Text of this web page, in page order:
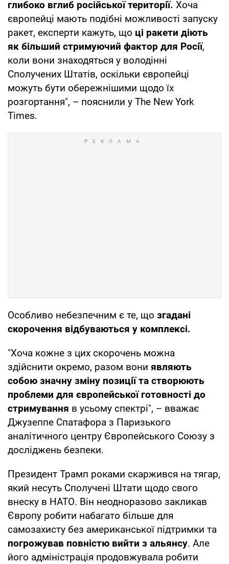
глибоко вглиб російської території. Хоча
європейці мають подібні можливості запуску
ракет, експерти кажуть, що ці ракети діють
як більший стримуючий фактор для Росії,
коли вони знаходяться у володінні
Сполучених Штатів, оскільки європейці
можуть бути обережнішими щодо їх
розгортання", – пояснили у The New York
Times.
Особливо небезпечним є те, що згадані
скорочення відбуваються у комплексі.
"Хоча кожне з цих скорочень можна
здійснити окремо, разом вони являють
собою значну зміну позиції та створюють
проблеми для європейської готовності до
стримування в усьому спектрі", – вважає
Джузеппе Спатафора з Паризького
аналітичного центру Європейського Союзу з
досліджень безпеки.
Президент Трамп роками скаржився на тягар,
який несуть Сполучені Штати щодо свого
внеску в НАТО. Він неодноразово закликав
Європу робити набагато більше для
самозахисту без американської підтримки та
погрожував повністю вийти з альянсу. Але
його адміністрація продовжувала робити